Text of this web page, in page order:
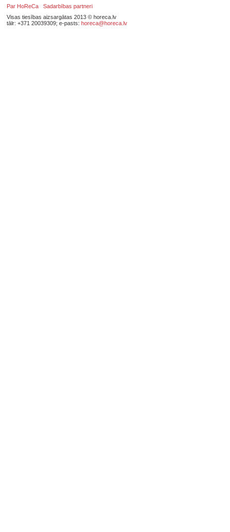
Par HoReCa
Sadarbības partneri
Visas tiesības aizsargātas 2013 © horeca.lv
tālr: +371 20039309; e-pasts: horeca@horeca.lv